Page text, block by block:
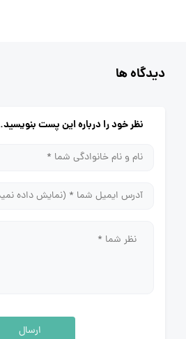
دیدگاه ها
نظر خود را درباره این پست بنویسید.
ارسال